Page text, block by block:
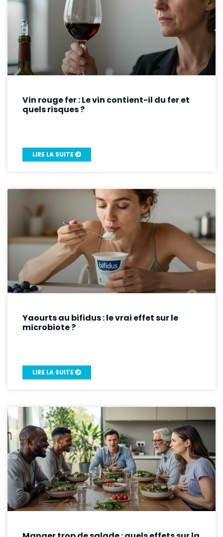
Vin rouge fer : Le vin contient-il du fer et
quels risques ?
LIRE LA SUITE
Yaourts au bifidus : le vrai effet sur le
microbiote ?
LIRE LA SUITE